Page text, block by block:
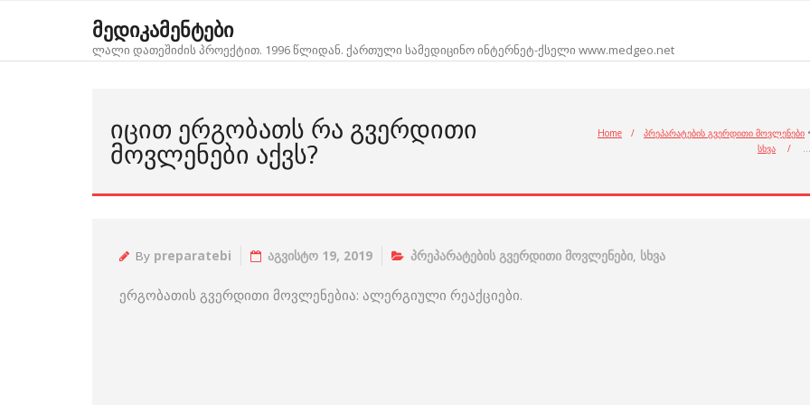
მედიკამენტები
ლალი დათეშიძის პროექტით. 1996 წლიდან. ქართული სამედიცინო ინტერნეტ-ქსელი www.medgeo.net
ᲘᲪᲘᲗ ᲔᲠᲒᲝᲑᲐᲗᲡ ᲠᲐ ᲒᲕᲔᲠᲓᲘᲗᲘ
ᲛᲝᲕᲚᲔᲜᲔᲑᲘ ᲐᲥᲕᲡ?
Home / პრეპარატების გვერდითი მოვლენები •
სხვა
/ …
By preparatebi აგვისტო 19, 2019 პრეპარატების გვერდითი მოვლენები, სხვა
ერგობათის გვერდითი მოვლენებია: ალერგიული რეაქციები.